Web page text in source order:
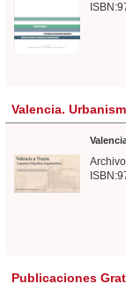
Valencia.
Publicaciones